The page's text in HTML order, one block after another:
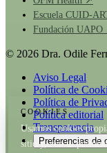
Escuela CUID-
Fundación UAPO
© 2026 Dra. Odile
Aviso Legal
Política de
Política de
Política editorial
Transparencia
Preferencias de
COOKIES
Usamos cookies
sitio y, con tu